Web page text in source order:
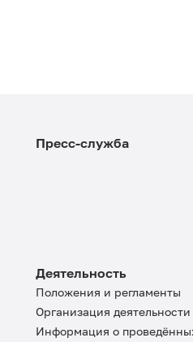
Пресс-служба
Деятельность
Положения и регламенты
Организация деятельности
Информация о